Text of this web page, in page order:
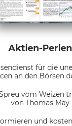
Aktien-Perlen
für die
an den Börsen
vom Weizen
von Thomas May
und